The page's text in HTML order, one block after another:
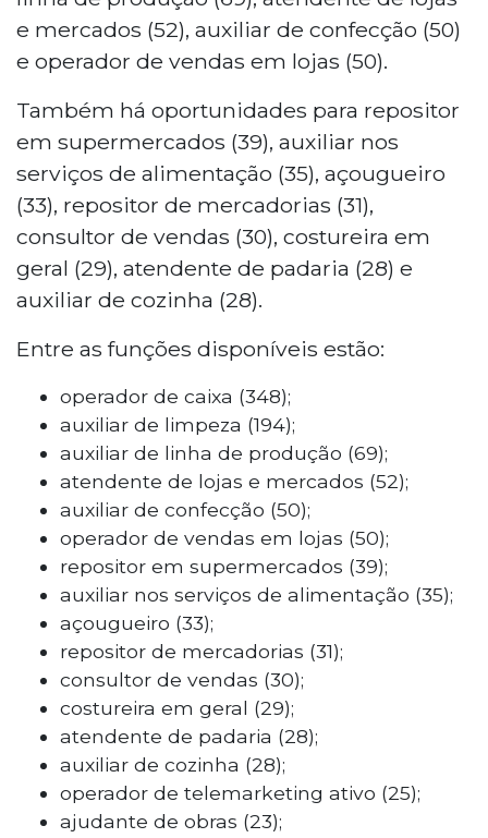
1.083 vagas para sem experiência e 55 para
pessoas com deficiência. Interessados devem
das 7h às 13h.
e mercados (52), auxiliar de confecção (50)
e operador de vendas em lojas (50).
Também há oportunidades para repositor
em supermercados (39), auxiliar nos
serviços de alimentação (35), açougueiro
(33), repositor de mercadorias (31),
consultor de vendas (30), costureira em
geral (29), atendente de padaria (28) e
auxiliar de cozinha (28).
Entre as funções disponíveis estão:
operador de caixa (348);
auxiliar de limpeza (194);
auxiliar de linha de produção (69);
atendente de lojas e mercados (52);
auxiliar de confecção (50);
operador de vendas em lojas (50);
repositor em supermercados (39);
auxiliar nos serviços de alimentação (35);
açougueiro (33);
repositor de mercadorias (31);
consultor de vendas (30);
costureira em geral (29);
atendente de padaria (28);
auxiliar de cozinha (28);
operador de telemarketing ativo (25);
ajudante de obras (23);